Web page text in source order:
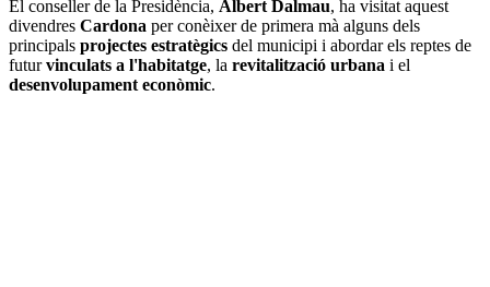
El conseller de la Presidència, Albert Dalmau, ha visitat aquest
divendres Cardona per conèixer de primera mà alguns dels
principals projectes estratègics del municipi i abordar els reptes de
futurvinculats a l'habitatge, la revitalització urbana i el
desenvolupament econòmic.